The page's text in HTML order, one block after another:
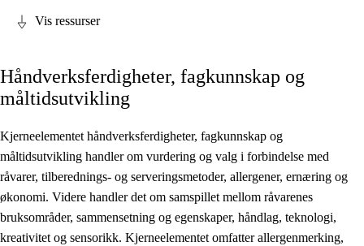
Kjerneelementer
Tverrfaglige temaer
Grunnleggende ferdigheter
Vis ressurser
Håndverksferdigheter, fagkunnskap og
måltidsutvikling
Kjerneelementet håndverksferdigheter, fagkunnskap og
måltidsutvikling handler om vurdering og valg i forbindelse med
råvarer, tilberednings- og serveringsmetoder, allergener, ernæring og
økonomi. Videre handler det om samspillet mellom råvarenes
bruksområder, sammensetning og egenskaper, håndlag, teknologi,
kreativitet og sensorikk. Kjerneelementet omfatter allergenmerking,